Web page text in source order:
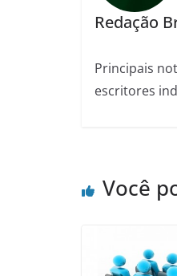
Redação
Principais
escritores
Você